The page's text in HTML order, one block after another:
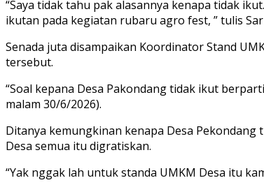
“Saya tidak tahu pak alasannya kenapa tidak
ikutan pada kegiatan rubaru agro fest, ” tulis
Senada juta disampaikan Koordinator Stand
tersebut.
“Soal kepana Desa Pakondang tidak ikut
malam 30/6/2026).
Ditanya kemungkinan kenapa Desa
Desa semua itu digratiskan.
“Yak nggak lah untuk standa UMKM Desa itu